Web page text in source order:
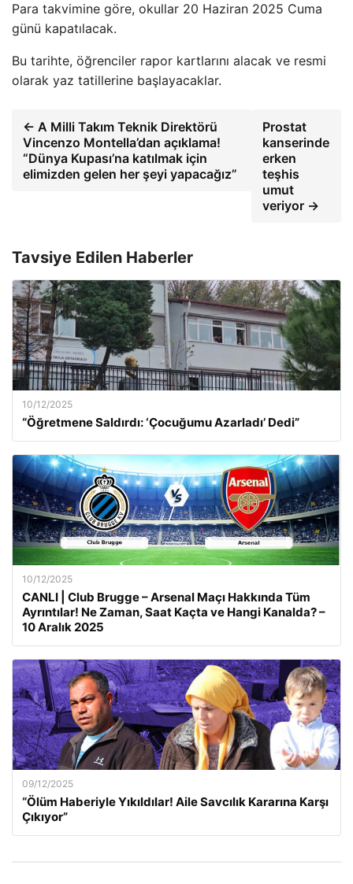
Para takvimine göre, okullar 20 Haziran 2025 Cuma
günü kapatılacak.
Bu tarihte, öğrenciler rapor kartlarını alacak ve resmi
olarak yaz tatillerine başlayacaklar.
← A Milli Takım Teknik Direktörü
Vincenzo Montella’dan açıklama!
“Dünya Kupası’na katılmak için
elimizden gelen her şeyi yapacağız”
Prostat
kanserinde
erken
teşhis
umut
veriyor →
Tavsiye Edilen Haberler
10/12/2025
“Öğretmene Saldırdı: ‘Çocuğumu Azarladı’ Dedi”
10/12/2025
CANLI | Club Brugge – Arsenal Maçı Hakkında Tüm
Ayrıntılar! Ne Zaman, Saat Kaçta ve Hangi Kanalda? –
10 Aralık 2025
09/12/2025
“Ölüm Haberiyle Yıkıldılar! Aile Savcılık Kararına Karşı
Çıkıyor”